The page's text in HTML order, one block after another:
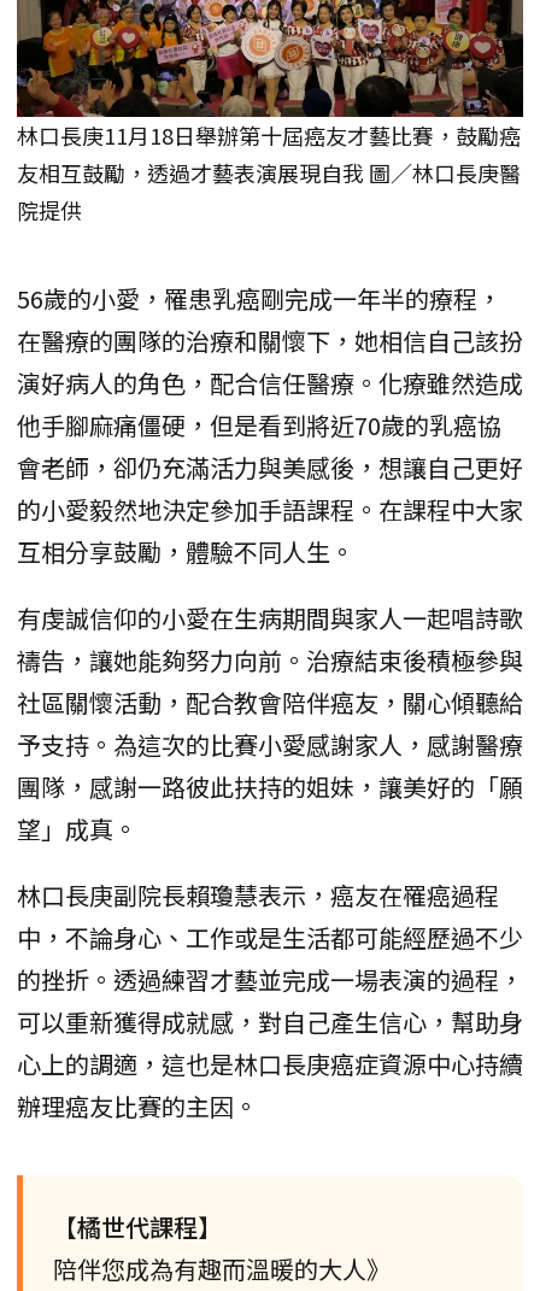
林口長庚11月18日舉辦第十屆癌友才藝比賽，鼓勵癌
友相互鼓勵，透過才藝表演展現自我 圖／林口長庚醫
院提供
56歲的小愛，罹患乳癌剛完成一年半的療程，
在醫療的團隊的治療和關懷下，她相信自己該扮
演好病人的角色，配合信任醫療。化療雖然造成
他手腳麻痛僵硬，但是看到將近70歲的乳癌協
會老師，卻仍充滿活力與美感後，想讓自己更好
的小愛毅然地決定參加手語課程。在課程中大家
互相分享鼓勵，體驗不同人生。
有虔誠信仰的小愛在生病期間與家人一起唱詩歌
禱告，讓她能夠努力向前。治療結束後積極參與
社區關懷活動，配合教會陪伴癌友，關心傾聽給
予支持。為這次的比賽小愛感謝家人，感謝醫療
團隊，感謝一路彼此扶持的姐妹，讓美好的「願
望」成真。
林口長庚副院長賴瓊慧表示，癌友在罹癌過程
中，不論身心、工作或是生活都可能經歷過不少
的挫折。透過練習才藝並完成一場表演的過程，
可以重新獲得成就感，對自己產生信心，幫助身
心上的調適，這也是林口長庚癌症資源中心持續
辦理癌友比賽的主因。
【橘世代課程】
陪伴您成為有趣而溫暖的大人》